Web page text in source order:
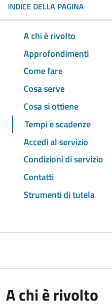
INDICE DELLA PAGINA
A chi è rivolto
Approfondimenti
Come fare
Cosa serve
Cosa si ottiene
Tempi e scadenze
Accedi al servizio
Condizioni di servizio
Contatti
Strumenti di tutela
A chi è rivolto